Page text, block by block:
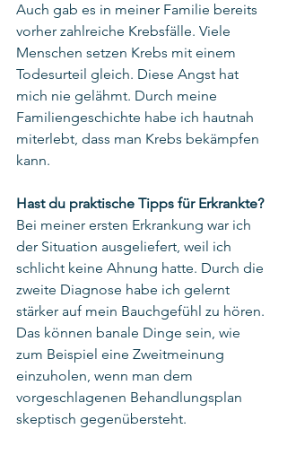
Auch gab es in meiner Familie bereits
vorher zahlreiche Krebsfälle. Viele
Menschen setzen Krebs mit einem
Todesurteil gleich. Diese Angst hat
mich nie gelähmt. Durch meine
Familiengeschichte habe ich hautnah
miterlebt, dass man Krebs bekämpfen
kann.
Hast du praktische Tipps für Erkrankte?
Bei meiner ersten Erkrankung war ich
der Situation ausgeliefert, weil ich
schlicht keine Ahnung hatte. Durch die
zweite Diagnose habe ich gelernt
stärker auf mein Bauchgefühl zu hören.
Das können banale Dinge sein, wie
zum Beispiel eine Zweitmeinung
einzuholen, wenn man dem
vorgeschlagenen Behandlungsplan
skeptisch gegenübersteht.